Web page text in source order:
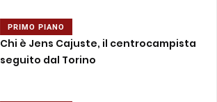
PRIMO PIANO
Chi è Jens Cajuste, il centrocampista
seguito dal Torino